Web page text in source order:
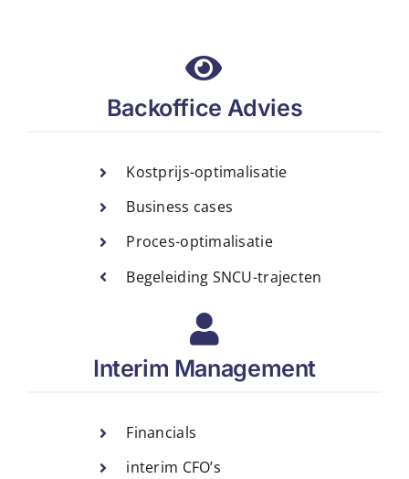
Backoffice Advies
Kostprijs-optimalisatie
Business cases
Proces-optimalisatie
Begeleiding SNCU-trajecten
Interim Management
Financials
interim CFO’s